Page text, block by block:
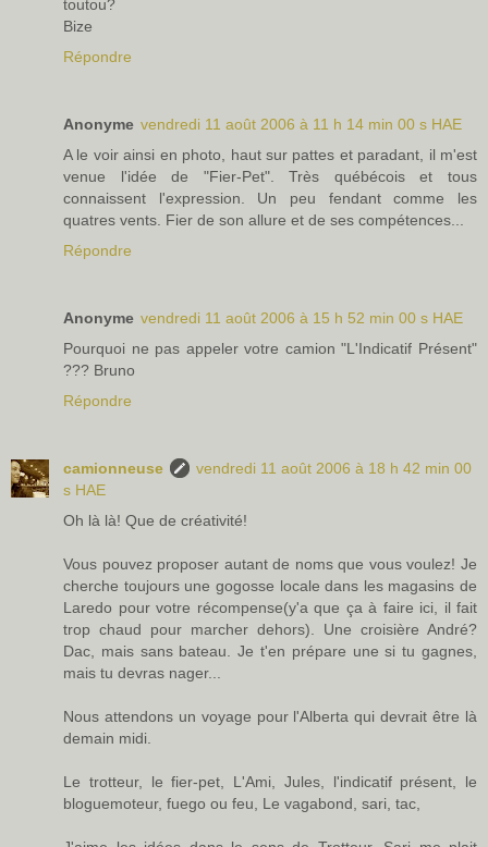
toutou?
Bize
Répondre
Anonyme vendredi 11 août 2006 à 11 h 14 min 00 s HAE
A le voir ainsi en photo, haut sur pattes et paradant, il m'est
venue l'idée de "Fier-Pet". Très québécois et tous
connaissent l'expression. Un peu fendant comme les
quatres vents. Fier de son allure et de ses compétences...
Répondre
Anonyme vendredi 11 août 2006 à 15 h 52 min 00 s HAE
Pourquoi ne pas appeler votre camion "L'Indicatif Présent"
??? Bruno
Répondre
camionneuse
vendredi 11 août 2006 à 18 h 42 min 00
s HAE
Oh là là! Que de créativité!
Vous pouvez proposer autant de noms que vous voulez! Je
cherche toujours une gogosse locale dans les magasins de
Laredo pour votre récompense(y'a que ça à faire ici, il fait
trop chaud pour marcher dehors). Une croisière André?
Dac, mais sans bateau. Je t'en prépare une si tu gagnes,
mais tu devras nager...
Nous attendons un voyage pour l'Alberta qui devrait être là
demain midi.
Le trotteur, le fier-pet, L'Ami, Jules, l'indicatif présent, le
bloguemoteur, fuego ou feu, Le vagabond, sari, tac,